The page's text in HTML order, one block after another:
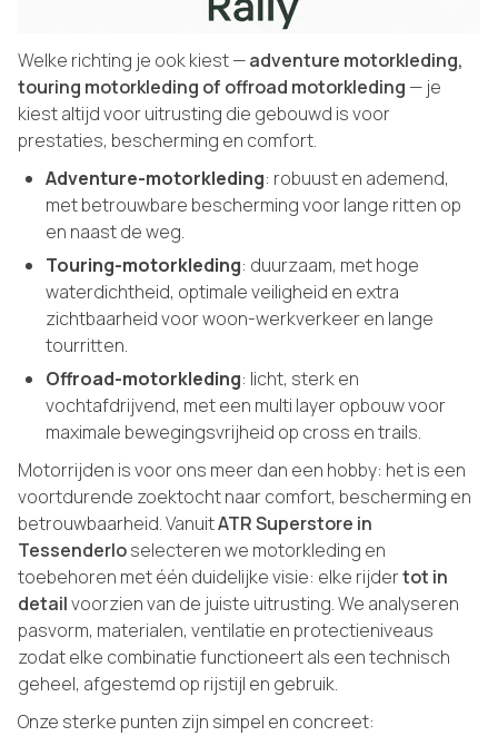
Welke richting je ook kiest —adventure motorkleding,
touring motorkleding of offroad motorkleding — je
kiest altijd voor uitrusting die gebouwd is voor
prestaties, bescherming en comfort.
Adventure-motorkleding: robuust en ademend,
met betrouwbare bescherming voor lange ritten op
en naast de weg.
Touring-motorkleding: duurzaam, met hoge
waterdichtheid, optimale veiligheid en extra
zichtbaarheid voor woon-werkverkeer en lange
tourritten.
Offroad-motorkleding: licht, sterk en
vochtafdrijvend, met een multi layer opbouw voor
maximale bewegingsvrijheid op cross en trails.
Motorrijden is voor ons meer dan een hobby: het is een
voortdurende zoektocht naar comfort, bescherming en
betrouwbaarheid. VanuitATR Superstore in
Tessenderloselecteren we motorkleding en
toebehoren met één duidelijke visie: elke rijdertot in
detailvoorzien van de juiste uitrusting. We analyseren
pasvorm, materialen, ventilatie en protectieniveaus
zodat elke combinatie functioneert als een technisch
geheel, afgestemd op rijstijl en gebruik.
Onze sterke punten zijn simpel en concreet: